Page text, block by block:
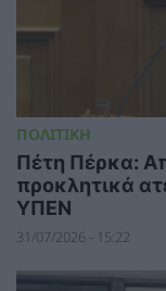
ΠΟΛΙΤΙΚΗ
Πέτη Πέρκα:
προκλητικά
ΥΠΕΝ
31/07/2026 - 15:22